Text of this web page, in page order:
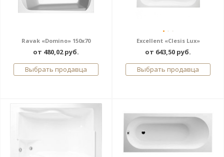
Ravak «Domino» 150x70
от 480,02 руб.
Выбрать продавца
Excellent «Clesis Lux»
от 643,50 руб.
Выбрать продавца